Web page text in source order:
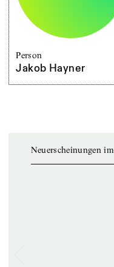
Person
Jakob Hayner
Neuerscheinungen